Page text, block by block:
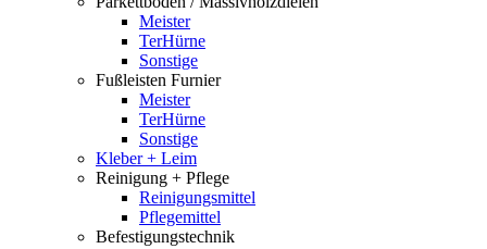
Meister
TerHürne
Sonstige
Fußleisten Furnier
Meister
TerHürne
Sonstige
Kleber + Leim
Reinigung + Pflege
Reinigungsmittel
Pflegemittel
Befestigungstechnik